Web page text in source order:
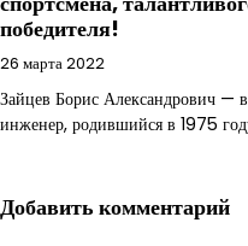
победителя!
26 марта 2022
Зайцев Борис Александрович —
инженер, родившийся в 1975
Добавить комментарий